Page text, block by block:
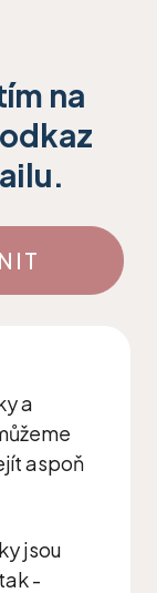
na
a
aspoň
jsou
-